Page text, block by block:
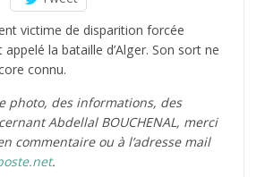
victime de disparition forcée
la bataille d’Alger. Son sort ne
connu.
photo, des informations, des
Abdellal BOUCHENAL, merci
commentaire ou à l’adresse mail
.